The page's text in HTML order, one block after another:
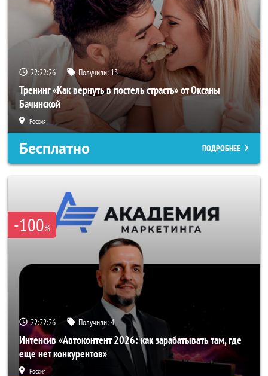
22:22:23 Получили: 13
Тренинг «Как вернуть в постель страсть» от Оксаны
Бачинской
Россия
Бесплатно ПОДРОБНЕЕ
-100%
22:22:23 Получили:4
Интенсив «Автоконтент 2026: как зарабатывать там, где
еще нет конкурентов»
Россия